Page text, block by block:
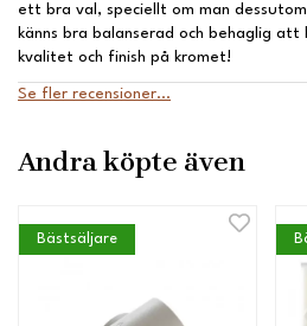
ett bra val, speciellt om man
känns bra balanserad och behaglig
kvalitet och finish på kromet!
Se fler recensioner...
Andra köpte även
Bästsäljare